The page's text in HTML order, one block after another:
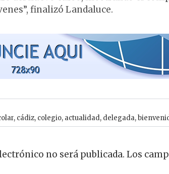
finalizó Landaluce.
, cádiz, colegio, actualidad, delegada,
no será publicada. Los